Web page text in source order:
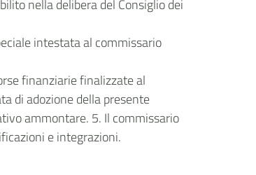
nella delibera del Consiglio dei
intestata al commissario
finanziarie finalizzate al
di adozione della presente
ammontare. 5. Il commissario
e integrazioni.